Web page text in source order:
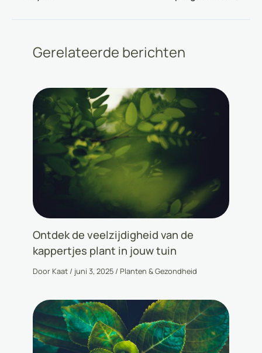
Gerelateerde berichten
Ontdek de veelzijdigheid van de
kappertjes plant in jouw tuin
Door Kaat / juni 3, 2025 / Planten & Gezondheid